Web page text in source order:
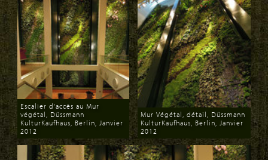
Download
Escalier d'accès au Mur
végétal, Düssmann
KulturKaufhaus, Berlin, Janvier
2012
Download
Mur Végétal, détail, Düssmann
KulturKaufhaus, Berlin, Janvier
2012